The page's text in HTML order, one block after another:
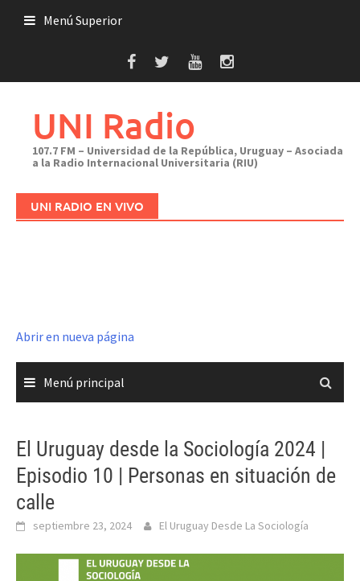
Menú Superior
UNI Radio
107.7 FM – Universidad de la República, Uruguay – Asociada
a la Radio Internacional Universitaria (RIU)
UNI RADIO EN VIVO
Abrir en nueva página
Menú principal
El Uruguay desde la Sociología 2024 |
Episodio 10 | Personas en situación de
calle
septiembre 23, 2024 El Uruguay Desde La Sociología